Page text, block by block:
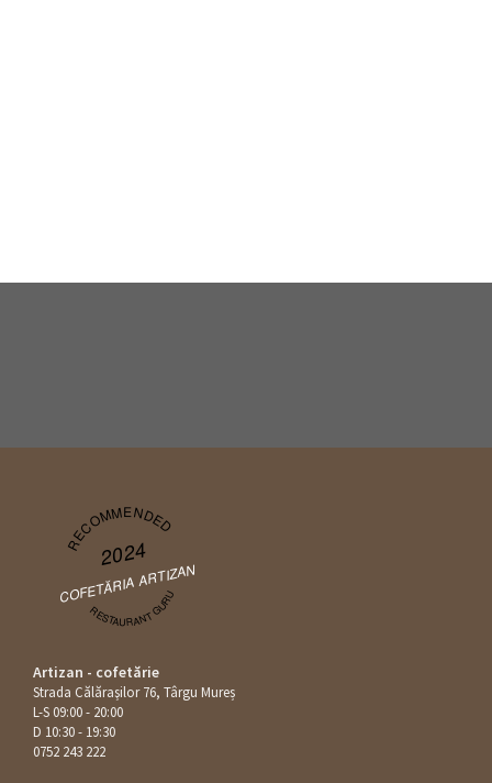
RECOMMENDED
2024
COFETĂRIA ARTIZAN
RESTAURANT GURU
Artizan - cofetărie
Strada Călăraşilor 76, Târgu Mureș
L-S 09:00 - 20:00
D 10:30 - 19:30
0752 243 222